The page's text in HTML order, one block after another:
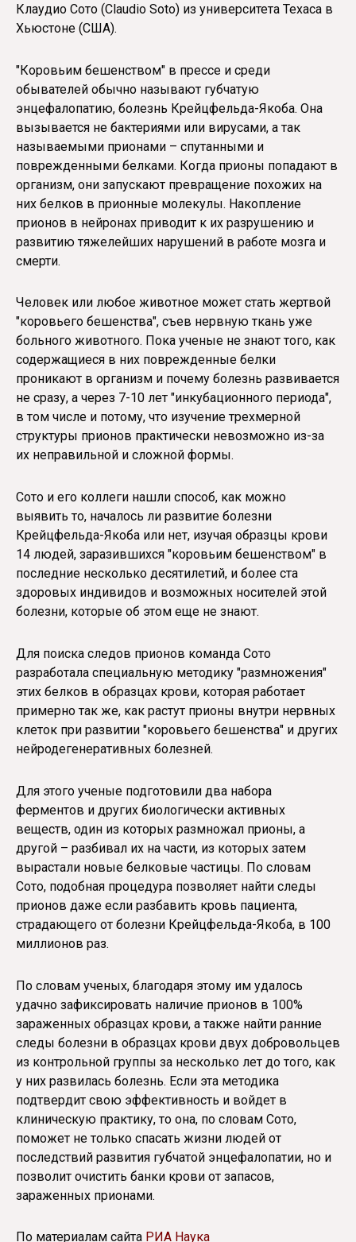
Клаудио Сото (Claudio Soto) из университета Техаса в
Хьюстоне (США).
"Коровьим бешенством" в прессе и среди
обывателей обычно называют губчатую
энцефалопатию, болезнь Крейцфельда-Якоба. Она
вызывается не бактериями или вирусами, а так
называемыми прионами – спутанными и
поврежденными белками. Когда прионы попадают в
организм, они запускают превращение похожих на
них белков в прионные молекулы. Накопление
прионов в нейронах приводит к их разрушению и
развитию тяжелейших нарушений в работе мозга и
смерти.
Человек или любое животное может стать жертвой
"коровьего бешенства", съев нервную ткань уже
больного животного. Пока ученые не знают того, как
содержащиеся в них поврежденные белки
проникают в организм и почему болезнь развивается
не сразу, а через 7-10 лет "инкубационного периода",
в том числе и потому, что изучение трехмерной
структуры прионов практически невозможно из-за
их неправильной и сложной формы.
Сото и его коллеги нашли способ, как можно
выявить то, началось ли развитие болезни
Крейцфельда-Якоба или нет, изучая образцы крови
14 людей, заразившихся "коровьим бешенством" в
последние несколько десятилетий, и более ста
здоровых индивидов и возможных носителей этой
болезни, которые об этом еще не знают.
Для поиска следов прионов команда Сото
разработала специальную методику "размножения"
этих белков в образцах крови, которая работает
примерно так же, как растут прионы внутри нервных
клеток при развитии "коровьего бешенства" и других
нейродегенеративных болезней.
Для этого ученые подготовили два набора
ферментов и других биологически активных
веществ, один из которых размножал прионы, а
другой – разбивал их на части, из которых затем
вырастали новые белковые частицы. По словам
Сото, подобная процедура позволяет найти следы
прионов даже если разбавить кровь пациента,
страдающего от болезни Крейцфельда-Якоба, в 100
миллионов раз.
По словам ученых, благодаря этому им удалось
удачно зафиксировать наличие прионов в 100%
зараженных образцах крови, а также найти ранние
следы болезни в образцах крови двух добровольцев
из контрольной группы за несколько лет до того, как
у них развилась болезнь. Если эта методика
подтвердит свою эффективность и войдет в
клиническую практику, то она, по словам Сото,
поможет не только спасать жизни людей от
последствий развития губчатой энцефалопатии, но и
позволит очистить банки крови от запасов,
зараженных прионами.
По материалам сайта РИА Наука